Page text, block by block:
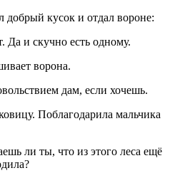
кусок и отдал вороне:
и скучно есть одному.
ворона.
дам, если хочешь.
Поблагодарила мальчика
ли ты, что из этого леса ещё